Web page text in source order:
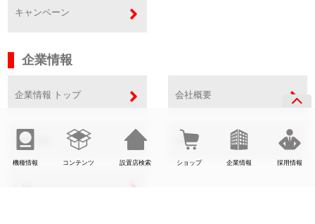
機種情報 コンテンツ 設置店検索 ショップ 企業情報 採用情報
キャンペーン
企業情報
企業情報 トップ 会社概要
事業内容 SDGs